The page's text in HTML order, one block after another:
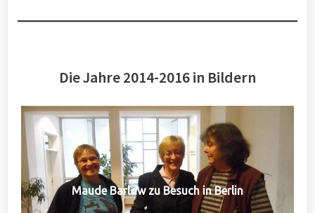
Die Jahre 2014-2016 in Bildern
Maude Barlow zu Besuch in Berlin